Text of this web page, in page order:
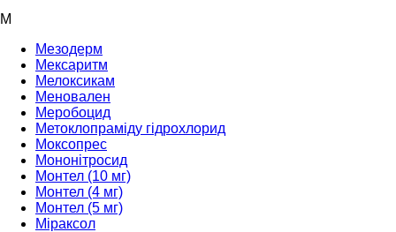
М
Мезодерм
Мексаритм
Мелоксикам
Меновален
Меробоцид
Метоклопраміду гідрохлорид
Моксопрес
Мононітросид
Монтел (10 мг)
Монтел (4 мг)
Монтел (5 мг)
Міраксол